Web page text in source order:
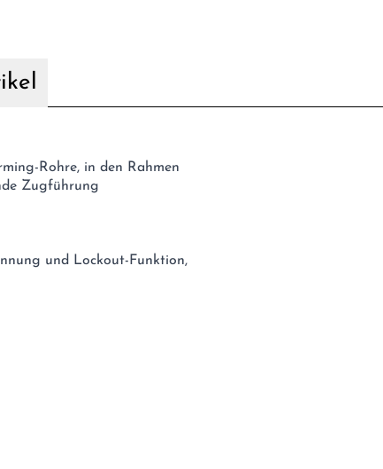
Rohre, in den Rahmen
Zugführung
und Lockout-Funktion,